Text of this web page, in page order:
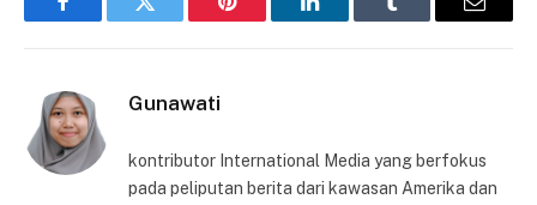
FacebookTwitter Pinterest LinkedInTumblr Email
Gunawati
kontributor International Media yang berfokus
pada peliputan berita dari kawasan Amerika dan